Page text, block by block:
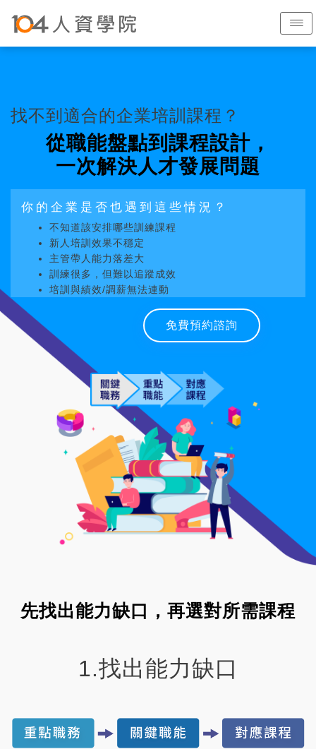
找不到適合的企業培訓課程？
從職能盤點到課程設計，
一次解決人才發展問題
你的企業是否也遇到這些情況？
不知道該安排哪些訓練課程
新人培訓效果不穩定
主管帶人能力落差大
訓練很多，但難以追蹤成效
培訓與績效/調薪無法連動
免費預約諮詢
先找出能力缺口，再選對所需課程
1.找出能力缺口